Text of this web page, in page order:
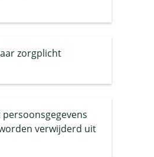
zorgplicht
verwijderd uit